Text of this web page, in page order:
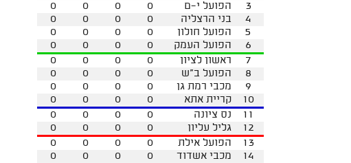
0
0 0 0 הפועל י-ם
3
0
0 0 0 בני הרצליה
4
0
0 0 0 הפועל חולון
5
0
0 0 0 הפועל העמק
6
0
0 0 0 ראשון לציון
7
0
0 0 0 הפועל ב"ש
8
0
0 0 0 מכבי רמת גן
9
0
0 0 0 קריית אתא
10
0
0 0 0 נס ציונה
11
0
0 0 0 גליל עליון
12
0
0 0 0 הפועל אילת
13
0
0 0 0 מכבי אשדוד 14